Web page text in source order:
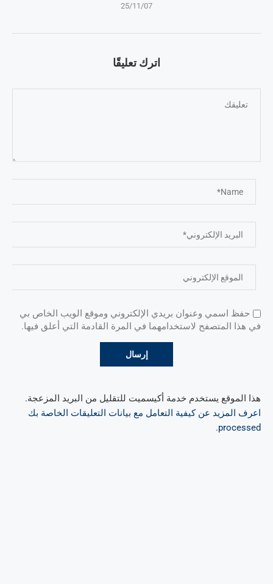
25/11/07
اترك تعليقًا
حفظ اسمي وعنوان بريدي الإلكتروني وموقع الويب الخاص بي
في هذا المتصفح لاستخدامهما في المرة القادمة التي أعلق فيها.
هذا الموقع يستخدم خدمة أكيسميت للتقليل من البريد المزعجة.
اعرف المزيد عن كيفية التعامل مع بيانات التعليقات الخاصة بك
processed
.